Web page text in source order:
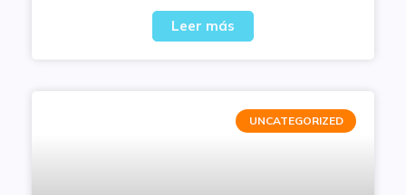
Leer más
UNCATEGORIZED